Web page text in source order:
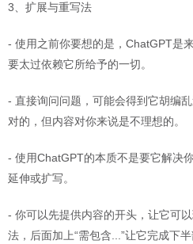
3、扩展与重写法
- 使用之前你要想的是，ChatGPT是
要太过依赖它所给予的一切。
- 直接询问问题，可能会得到它胡编
对的，但内容对你来说是不理想的。
- 使用ChatGPT的本质不是要它解决
延伸或扩写。
- 你可以先提供内容的开头，让它可
法，后面加上“需包含...”让它完成下半